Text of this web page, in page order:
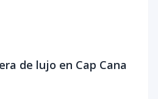
de lujo en Cap Cana